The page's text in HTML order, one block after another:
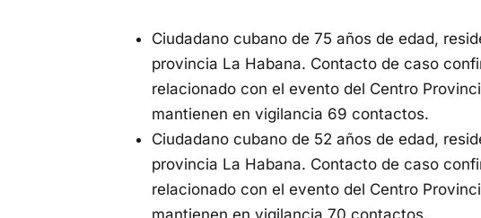
Ciudadano cubano de 75 años de edad,
provincia La Habana. Contacto de caso
relacionado con el evento del Centro
mantienen en vigilancia 69 contactos.
Ciudadano cubano de 52 años de edad,
provincia La Habana. Contacto de caso
relacionado con el evento del Centro
mantienen en vigilancia 70 contactos.